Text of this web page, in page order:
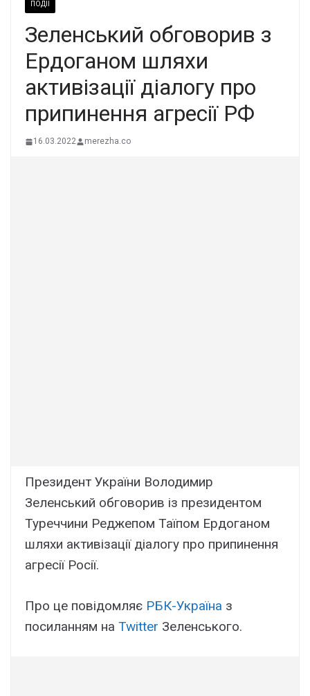
ПОДІЇ
Зеленський обговорив з
Ердоганом шляхи
активізації діалогу про
припинення агресії РФ
16.03.2022 merezha.co
Президент України Володимир
Зеленський обговорив із президентом
Туреччини Реджепом Таїпом Ердоганом
шляхи активізації діалогу про припинення
агресії Росії.
Про це повідомляє РБК-Україна з
посиланням на Twitter Зеленського.